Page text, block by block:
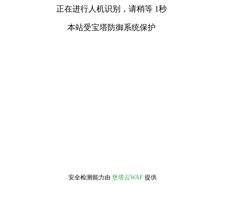
正在进行人机识别，请稍等 1秒
本站受宝塔防御系统保护
安全检测能力由 堡塔云WAF 提供